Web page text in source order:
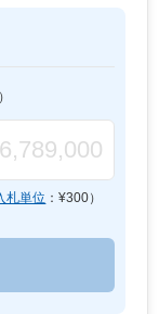
札単位 ：¥300）